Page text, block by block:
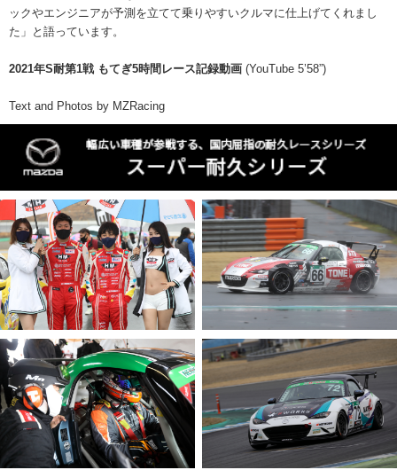
ックやエンジニアが予測を立てて乗りやすいクルマに仕上げてくれまし
た」と語っています。
2021年S耐第1戦 もてぎ5時間レース記録動画 (YouTube 5’58”)
Text and Photos by MZRacing